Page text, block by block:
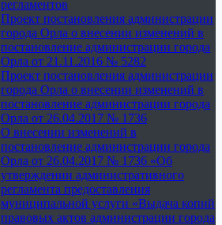
регламентов
Проект постановления администрации
города Орла о внесении изменений в
постановление администрации города
Орла от 21.11.2016 № 5282
Проект постановления администрации
города Орла о внесении изменений в
постановление администрации города
Орла от 26.04.2017 № 1736
О внесении изменений в
постановление администрации города
Орла от 26.04.2017 № 1736 «Об
утверждении административного
регламента предоставления
муниципальной услуги «Выдача копий
правовых актов администрации города